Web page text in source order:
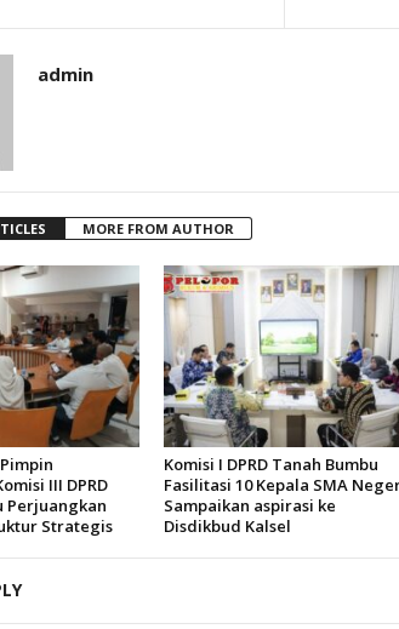
admin
MORE FROM AUTHOR
III DPRD
Perjuangkan
Strategis
Komisi I DPRD Tanah Bumbu
Fasilitasi 10 Kepala SMA
Sampaikan aspirasi ke
Disdikbud Kalsel